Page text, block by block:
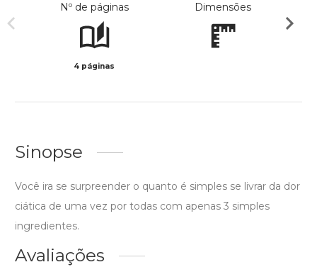
Nº de páginas
4 páginas
Dimensões
Sinopse
Você ira se surpreender o quanto é simples se livrar da dor
ciática de uma vez por todas com apenas 3 simples
ingredientes.
Avaliações